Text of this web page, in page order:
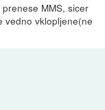
MMS, sicer
vedno vklopljene(ne